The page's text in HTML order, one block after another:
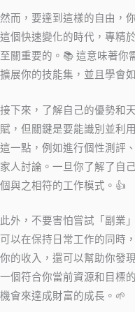
然而，要達到這樣的自由，
這個快速變化的時代，專精
至關重要的。📚 這意味著你
擴展你的技能集，並且學會
接下來，了解自己的優勢和
賦，但關鍵是要能識別並利
這一點，例如進行個性測評
家人討論。一旦你了解了自
個與之相符的工作模式。👍
此外，不要害怕嘗試「副業
可以在保持日常工作的同時
你的收入，還可以幫助你發
一個符合你當前資源和目標
機會來達成財富的成長。🌱